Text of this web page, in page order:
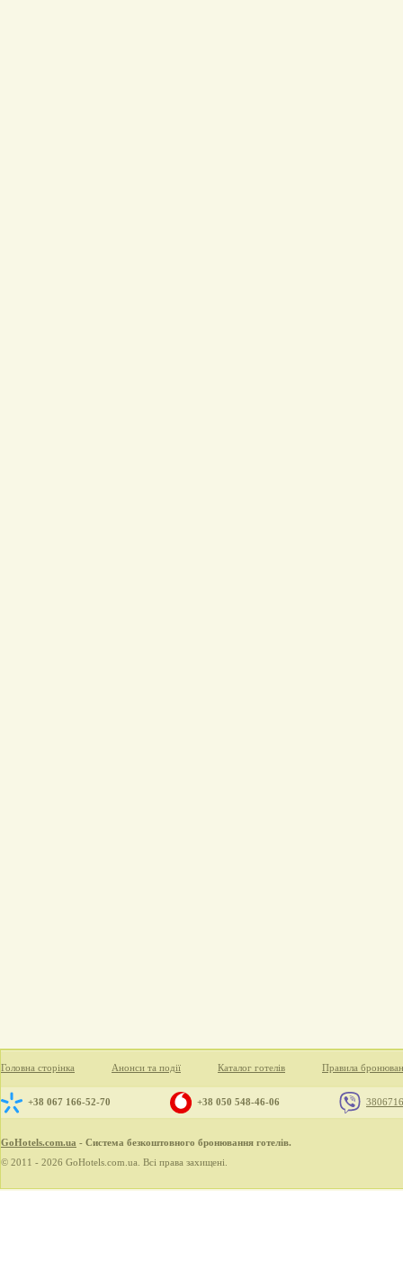
Головна сторінка Анонси та події Каталог готелів Правила
+38 067 166-52-70 +38 050 548-46-06
GoHotels.com.ua - Система безкоштовного бронювання готелів.
© 2011 - 2026 GoHotels.com.ua. Всі права захищені.